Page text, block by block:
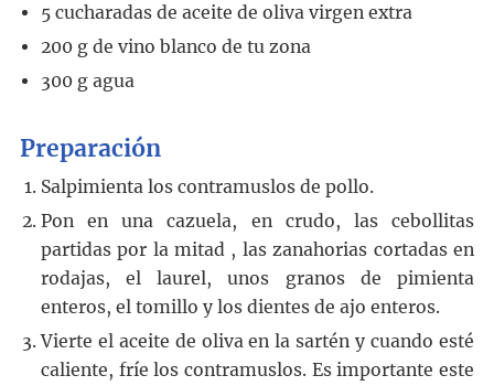
5 cucharadas de aceite de oliva virgen extra
200 g de vino blanco de tu zona
300 g agua
Preparación
Salpimienta los contramuslos de pollo.
Pon en una cazuela, en crudo, las cebollitas
partidas por la mitad , las zanahorias cortadas en
rodajas, el laurel, unos granos de pimienta
enteros, el tomillo y los dientes de ajo enteros.
Vierte el aceite de oliva en la sartén y cuando esté
caliente, fríe los contramuslos. Es importante este